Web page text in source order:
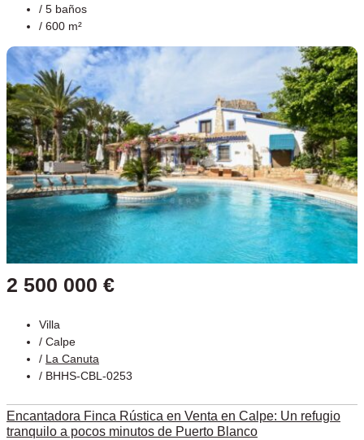
/ 5 baños
/ 600 m²
2 500 000 €
Villa
/ Calpe
/ La Canuta
/ BHHS-CBL-0253
Encantadora Finca Rústica en Venta en Calpe: Un refugio
tranquilo a pocos minutos de Puerto Blanco